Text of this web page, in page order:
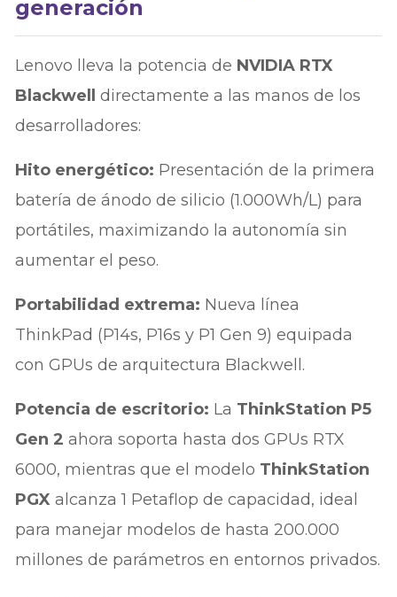
generación
Lenovo lleva la potencia de NVIDIA RTX
Blackwell
directamente a las manos de los
desarrolladores:
Hito energético: Presentación de la primera
batería de ánodo de silicio (1.000Wh/L) para
portátiles, maximizando la autonomía sin
aumentar el peso.
Portabilidad extrema: Nueva línea
ThinkPad (P14s, P16s y P1 Gen 9) equipada
con GPUs de arquitectura Blackwell.
Potencia de escritorio: La ThinkStation P5
Gen 2 ahora soporta hasta dos GPUs RTX
6000, mientras que el modelo ThinkStation
PGX alcanza 1 Petaflop de capacidad, ideal
para manejar modelos de hasta 200.000
millones de parámetros en entornos privados.